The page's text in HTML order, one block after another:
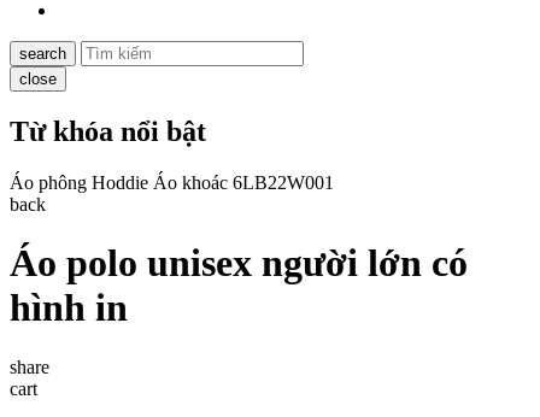
search
close
Từ khóa nổi bật
Áo phông Hoddie Áo khoác 6LB22W001
back
Áo polo unisex người lớn có
hình in
share
cart